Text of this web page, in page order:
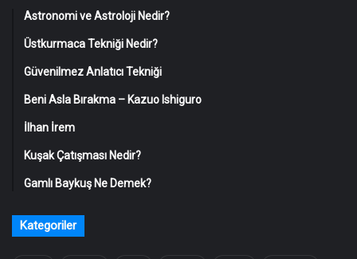
Astronomi ve Astroloji Nedir?
Üstkurmaca Tekniği Nedir?
Güvenilmez Anlatıcı Tekniği
Beni Asla Bırakma – Kazuo Ishiguro
İlhan İrem
Kuşak Çatışması Nedir?
Gamlı Baykuş Ne Demek?
Kategoriler